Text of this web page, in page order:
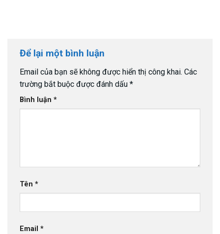
Để lại một bình luận
Email của bạn sẽ không được hiển thị công khai. Các
trường bắt buộc được đánh dấu *
Bình luận *
Tên *
Email *